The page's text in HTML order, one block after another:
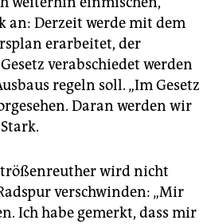
an: Derzeit werde mit dem
erarbeitet, der
verabschiedet werden
regeln soll. „Im Gesetz
Daran werden wir
wird nicht
verschwinden: „Mir
Ich habe gemerkt, dass mir